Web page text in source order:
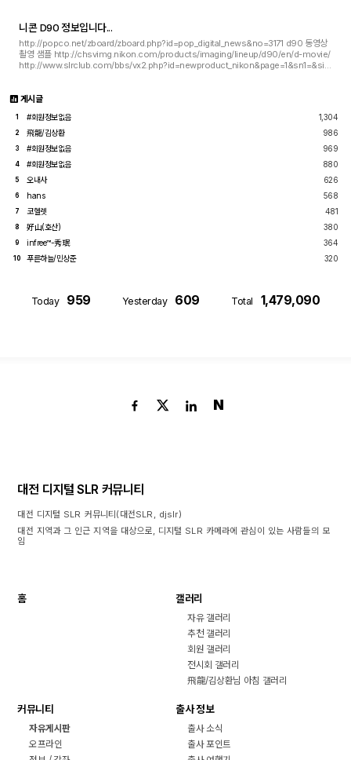
니콘 D90 정보입니다...
http://popco.net/zboard/zboard.php?id=pop_digital_news&no=3171 d90 동영상
촬영 샘플 http://chsvimg.nikon.com/products/imaging/lineup/d90/en/d-movie/
http://www.slrclub.com/bbs/vx2.php?id=newproduct_nikon&page=1&sn1=&sid
게시글
1 #회원정보없음 1,304
2 飛龍/김상환 986
3 #회원정보없음 969
4 #회원정보없음 880
5 오내사 626
6 hans 568
7 코헬렛 481
8 好山(호산) 380
9 infree™-秀珉 364
10 푸른하늘/민상준 320
Today 959 Yesterday 609 Total 1,479,090
N
대전 디지털 SLR 커뮤니티
대전 디지털 SLR 커뮤니티(대전SLR, djslr)
대전 지역과 그 인근 지역을 대상으로, 디지털 SLR 카메라에 관심이 있는 사람들의 모
임
홈 갤러리
자유 갤러리
추천 갤러리
회원 갤러리
전시회 갤러리
飛龍/김상환님 아침 갤러리
커뮤니티
자유게시판
오프라인
출사 정보
출사 소식
출사 포인트